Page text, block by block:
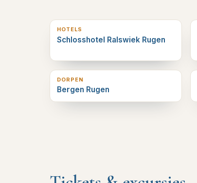
HOTELS
Schlosshotel Ralswiek Rugen
6 km verderop
DORPEN
Bergen Rugen